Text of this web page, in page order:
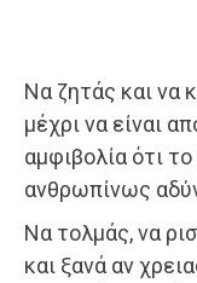
Να ζητάς και να
μέχρι να είναι
αμφιβολία ότι
ανθρωπίνως
Να τολμάς, να
και ξανά αν